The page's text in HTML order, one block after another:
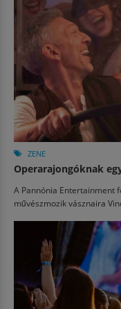
ZENE
Operarajongóknak
A Pannónia Entertainment
művészmozik vásznaira